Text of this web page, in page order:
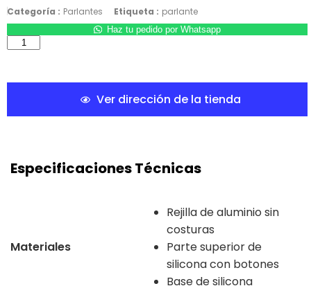
Categoría : Parlantes Etiqueta : parlante
Haz tu pedido por Whatsapp
Ver dirección de la tienda
Especificaciones Técnicas
Materiales
Rejilla de aluminio sin
costuras
Parte superior de
silicona con botones
Base de silicona